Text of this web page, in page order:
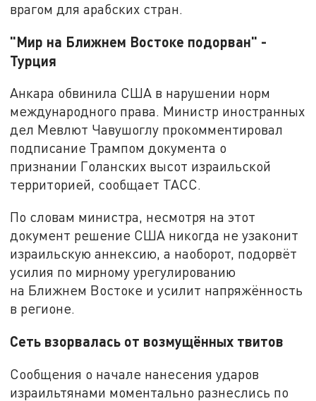
врагом для арабских стран.
"Мир на Ближнем Востоке подорван" -
Турция
Анкара обвинила США в нарушении норм
международного права. Министр иностранных
дел Мевлют Чавушоглу прокомментировал
подписание Трампом документа о
признании Голанских высот израильской
территорией, сообщает ТАСС.
По словам министра, несмотря на этот
документ решение США никогда не узаконит
израильскую аннексию, а наоборот, подорвёт
усилия по мирному урегулированию
на Ближнем Востоке и усилит напряжённость
в регионе.
Сеть взорвалась от возмущённых твитов
Сообщения о начале нанесения ударов
израильтянами моментально разнеслись по